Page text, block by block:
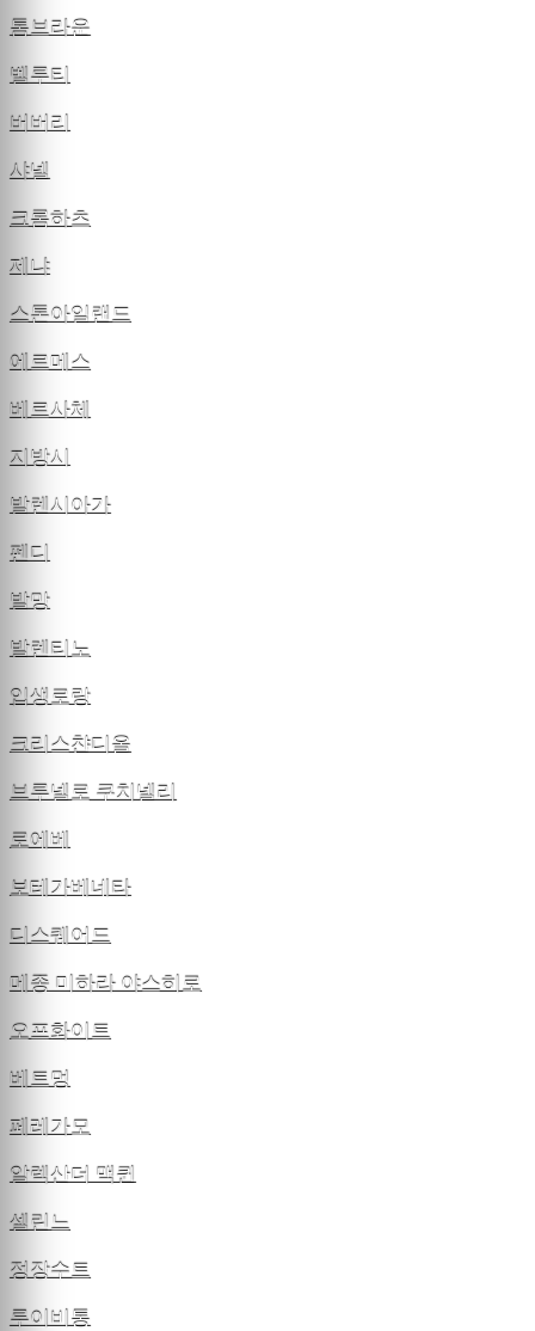
톰브라운
벨루티
버버리
샤넬
크롬하츠
제냐
스톤아일랜드
에르메스
베르사체
지방시
발렌시아가
펜디
발망
발렌티노
입생로랑
크리스챤디올
브루넬로 쿠치넬리
로에베
보테가베네타
디스퀘어드
메종 미하라 야스히로
오프화이트
베트멍
페레가모
알렉산더 맥퀸
셀린느
정장수트
루이비통